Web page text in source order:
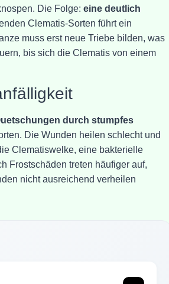
Die Folge: eine deutlich
Clematis-Sorten führt ein
muss erst neue Triebe bilden, was
bis sich die Clematis von einem
durch stumpfes
Die Wunden heilen schlecht und
Clematiswelke, eine bakterielle
Frostschäden treten häufiger auf,
nicht ausreichend verheilen